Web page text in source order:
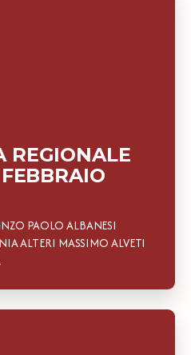
REGIONALE
PAOLO ALBANESI
ALTERI MASSIMO ALVETI